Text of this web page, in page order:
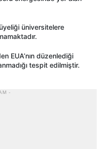
üniversitelere
EUA’nın düzenlediği
tespit edilmiştir.
-